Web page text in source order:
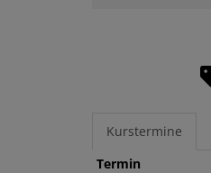
Kurstermine
Termin